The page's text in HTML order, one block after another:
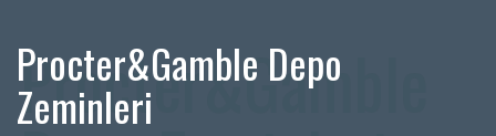
Procter&Gamble Depo
Zeminleri